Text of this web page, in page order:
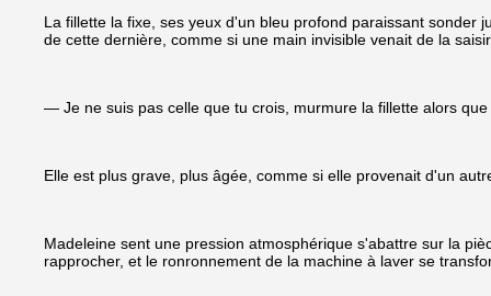
La fillette la fixe, ses yeux d'un bleu profond paraissant sonder
de cette dernière, comme si une main invisible venait de la
— Je ne suis pas celle que tu crois, murmure la fillette alors
Elle est plus grave, plus âgée, comme si elle provenait d'un
Madeleine sent une pression atmosphérique s'abattre sur la
rapprocher, et le ronronnement de la machine à laver se